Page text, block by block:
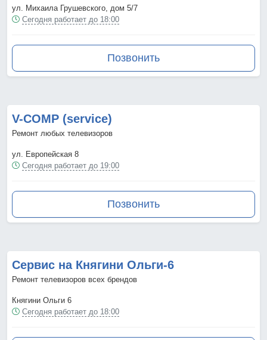
ул. Михаила Грушевского, дом 5/7
Сегодня работает до 18:00
Позвонить
V-COMP (service)
Ремонт любых телевизоров
ул. Европейская 8
Сегодня работает до 19:00
Позвонить
Сервис на Княгини Ольги-6
Ремонт телевизоров всех брендов
Княгини Ольги 6
Сегодня работает до 18:00